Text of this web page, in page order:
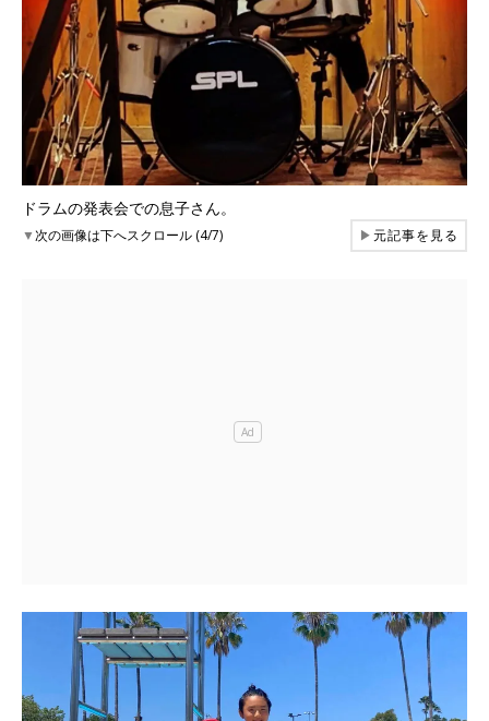
ドラムの発表会での息子さん。
▼次の画像は下へスクロール (4/7) ▶元記事を見る